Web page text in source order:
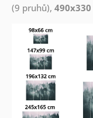
(9 pruhů), 490x330